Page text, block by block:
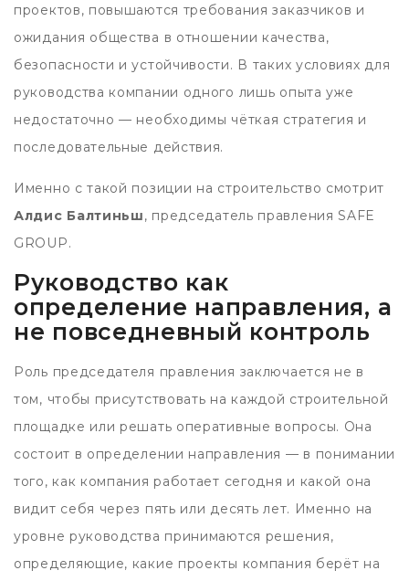
проектов, повышаются требования заказчиков и
ожидания общества в отношении качества,
безопасности и устойчивости. В таких условиях для
руководства компании одного лишь опыта уже
недостаточно — необходимы чёткая стратегия и
последовательные действия.
Именно с такой позиции на строительство смотрит
Алдис Балтиньш, председатель правления SAFE
GROUP.
Руководство как
определение направления, а
не повседневный контроль
Роль председателя правления заключается не в
том, чтобы присутствовать на каждой строительной
площадке или решать оперативные вопросы. Она
состоит в определении направления — в понимании
того, как компания работает сегодня и какой она
видит себя через пять или десять лет. Именно на
уровне руководства принимаются решения,
определяющие, какие проекты компания берёт на